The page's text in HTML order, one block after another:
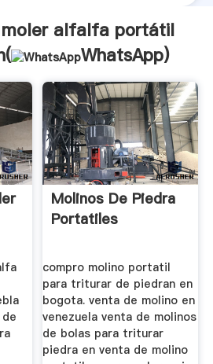
moler alfalfa portátil
WhatsApp)
Molinos De Piedra
Portatiles
compro molino portatil
para triturar de piedran en
bogota. venta de molino en
venezuela venta de molinos
de bolas para triturar
piedra en venta de molino